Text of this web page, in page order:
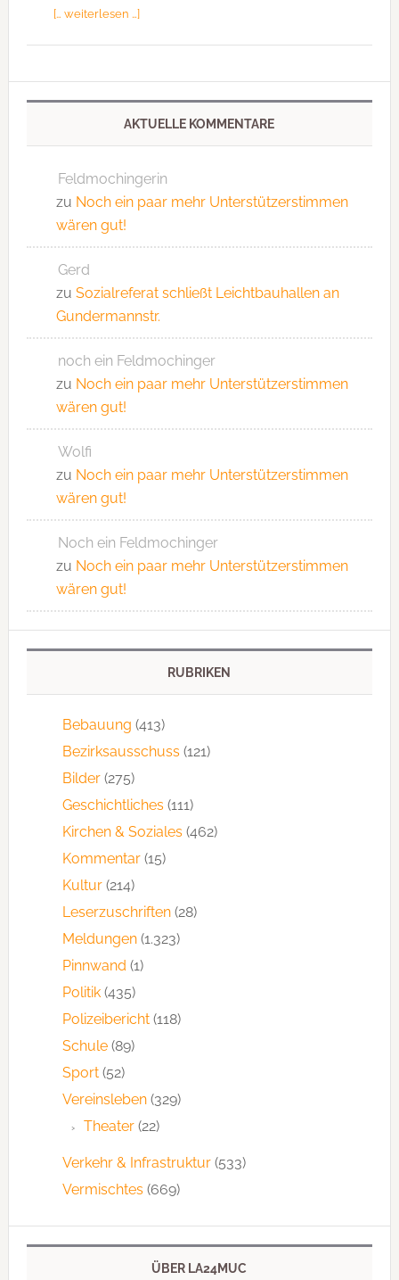
[… weiterlesen …]
AKTUELLE KOMMENTARE
Feldmochingerin
zu Noch ein paar mehr Unterstützerstimmen
wären gut!
Gerd
zu Sozialreferat schließt Leichtbauhallen an
Gundermannstr.
noch ein Feldmochinger
zu Noch ein paar mehr Unterstützerstimmen
wären gut!
Wolfi
zu Noch ein paar mehr Unterstützerstimmen
wären gut!
Noch ein Feldmochinger
zu Noch ein paar mehr Unterstützerstimmen
wären gut!
RUBRIKEN
Bebauung (413)
Bezirksausschuss (121)
Bilder(275)
Geschichtliches (111)
Kirchen & Soziales (462)
Kommentar(15)
Kultur(214)
Leserzuschriften(28)
Meldungen(1.323)
Pinnwand (1)
Politik(435)
Polizeibericht(118)
Schule(89)
Sport(52)
Vereinsleben(329)
Theater(22)
Verkehr & Infrastruktur(533)
Vermischtes (669)
ÜBER LA24MUC